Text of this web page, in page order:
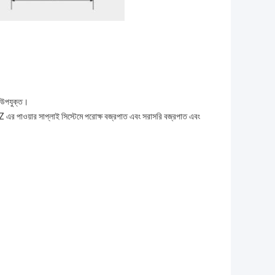
উপযুক্ত।
সাপ্লাই সিস্টেমে পরোক্ষ বজ্রপাত এবং সরাসরি বজ্রপাত এবং